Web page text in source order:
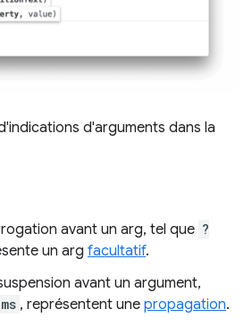
d'arguments dans la
avant un arg, tel que ?
un arg facultatif.
avant un argument,
, représentent une propagation.